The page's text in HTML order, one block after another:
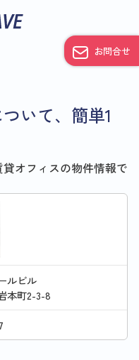
お問合せ
いて、簡単1
オフィスの物件情報で
ルビル
本町2-3-8